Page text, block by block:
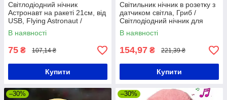
Світлодіодний нічник
Астронавт на ракеті 21см, від
USB, Flying Astronaut /
Дитячий нічник космонавт
В наявності
75 ₴ 107,14 ₴
Купити
Світильник нічник в розетку з
датчиком світла, Гриб /
Світлодіодний нічник для
дітей / Нічний світильник
В наявності
154,97 ₴ 221,39 ₴
Купити
–30% –30%